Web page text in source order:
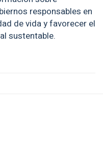
responsables en
de vida y favorecer el
sustentable.